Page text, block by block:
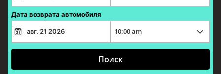
Дата возврата автомобиля
Поиск